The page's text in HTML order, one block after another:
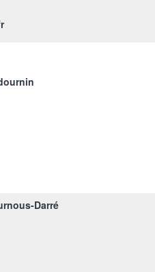
Darré